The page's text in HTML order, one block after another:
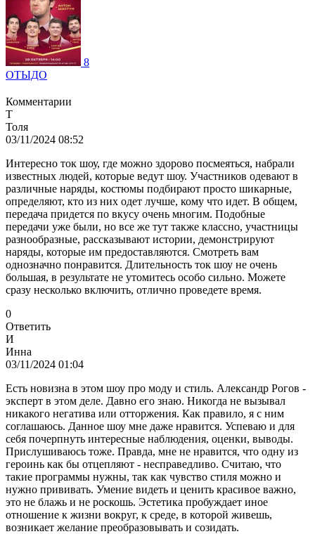
8
ОТЫДО
Комментарии
Т
Толя
03/11/2024 08:52
Интересно ток шоу, где можно здорово посмеяться, набрали
известных людей, которые ведут шоу. Участников одевают в
различные наряды, костюмы подбирают просто шикарные,
определяют, кто из них одет лучше, кому что идет. В общем,
передача придется по вкусу очень многим. Подобные
передачи уже были, но все же тут также классно, участницы
разнообразные, рассказывают истории, демонстрируют
наряды, которые им предоставляются. Смотреть вам
однозначно понравится. Длительность ток шоу не очень
большая, в результате не утомитесь особо сильно. Можете
сразу несколько включить, отлично проведете время.
0
Ответить
И
Инна
03/11/2024 01:04
Есть новизна в этом шоу про моду и стиль. Александр Рогов -
эксперт в этом деле. Давно его знаю. Никогда не вызывал
никакого негатива или отторжения. Как правило, я с ним
соглашаюсь. Данное шоу мне даже нравится. Успеваю и для
себя почерпнуть интересные наблюдения, оценки, выводы.
Прислушиваюсь тоже. Правда, мне не нравится, что одну из
героинь как бы отцепляют - несправедливо. Считаю, что
такие программы нужны, так как чувство стиля можно и
нужно прививать. Умение видеть и ценить красивое важно,
это не блажь и не роскошь. Эстетика пробуждает иное
отношение к жизни вокруг, к среде, в которой живешь,
возникает желание преобразовывать и созидать.